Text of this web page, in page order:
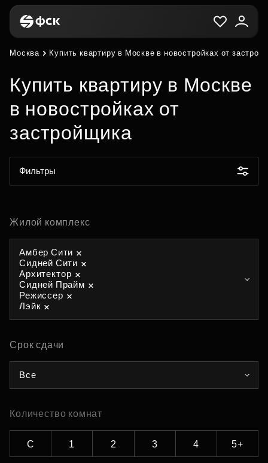
Москва Купить квартиру в Москве в новостройках от
Купить квартиру в Москве
в новостройках от
застройщика
Фильтры
Жилой комплекс
Амбер Сити
Сидней Сити
Архитектор
Сидней Прайм
Режиссер
Лэйк
Срок сдачи
Все
Количество комнат
С 1 2 3 4 5+